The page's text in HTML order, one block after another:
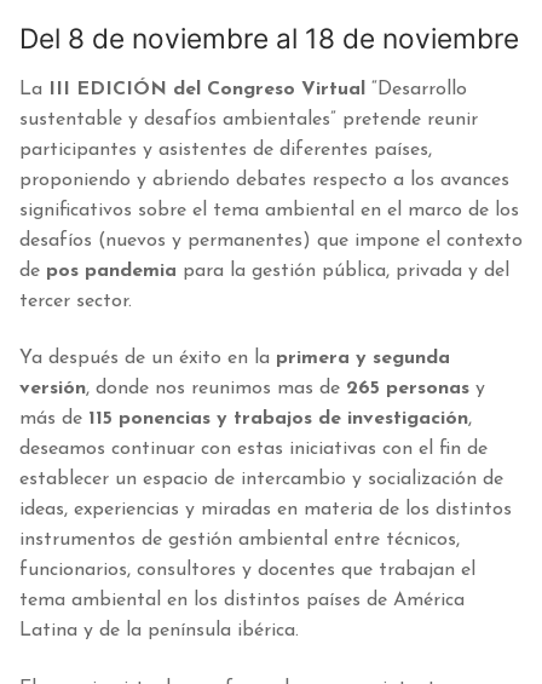
Del 8 de noviembre al 18 de noviembre
La III EDICIÓN del Congreso Virtual “Desarrollo
sustentable y desafíos ambientales” pretende reunir
participantes y asistentes de diferentes países,
proponiendo y abriendo debates respecto a los avances
significativos sobre el tema ambiental en el marco de los
desafíos (nuevos y permanentes) que impone el contexto
de pos pandemia para la gestión pública, privada y del
tercer sector.
Ya después de un éxito en la primera y segunda
versión, donde nos reunimos mas de 265 personas y
más de 115 ponencias y trabajos de investigación,
deseamos continuar con estas iniciativas con el fin de
establecer un espacio de intercambio y socialización de
ideas, experiencias y miradas en materia de los distintos
instrumentos de gestión ambiental entre técnicos,
funcionarios, consultores y docentes que trabajan el
tema ambiental en los distintos países de América
Latina y de la península ibérica.